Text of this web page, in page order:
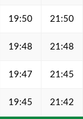
19:50 21:50
19:48 21:48
19:47 21:45
19:45 21:42